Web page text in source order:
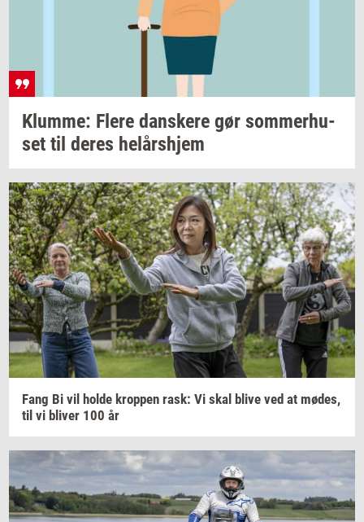
Klum­me: Flere dan­ske­re gør som­mer­hu­
set til deres helårs­hjem
Fang Bi vil holde krop­pen rask: Vi skal blive ved at mødes,
til vi bli­ver 100 år